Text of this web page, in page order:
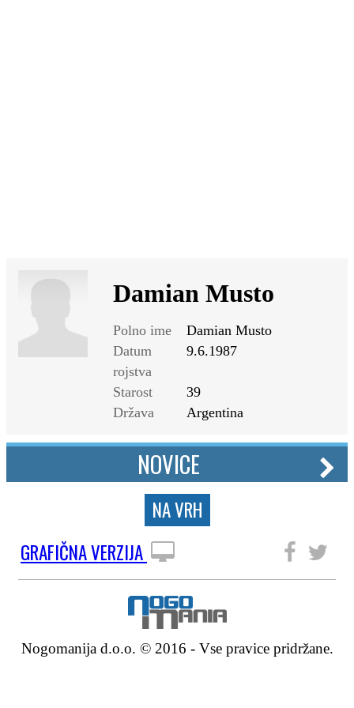
Damian Musto
Polno ime
Damian Musto
Datum
rojstva
9.6.1987
Starost
39
Država
Argentina
NOVICE
NA VRH
GRAFIČNA VERZIJA
Nogomanija d.o.o. © 2016 - Vse pravice pridržane.